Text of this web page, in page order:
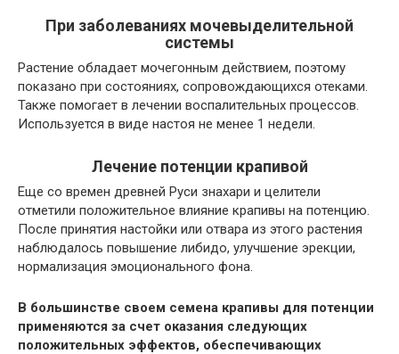
При заболеваниях мочевыделительной
системы
Растение обладает мочегонным действием, поэтому
показано при состояниях, сопровождающихся отеками.
Также помогает в лечении воспалительных процессов.
Используется в виде настоя не менее 1 недели.
Лечение потенции крапивой
Еще со времен древней Руси знахари и целители
отметили положительное влияние крапивы на потенцию.
После принятия настойки или отвара из этого растения
наблюдалось повышение либидо, улучшение эрекции,
нормализация эмоционального фона.
В большинстве своем семена крапивы для потенции
применяются за счет оказания следующих
положительных эффектов, обеспечивающих